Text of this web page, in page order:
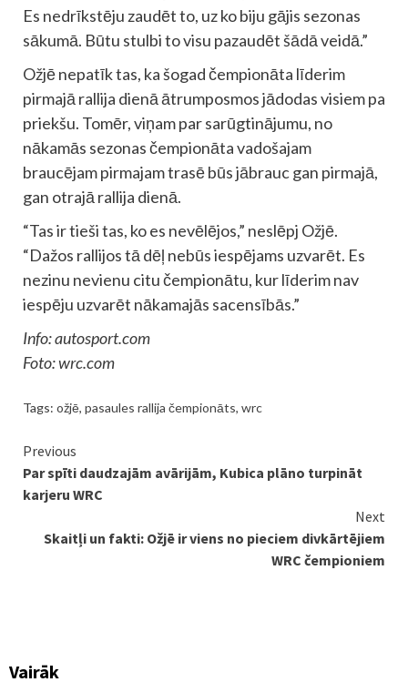
Es nedrīkstēju zaudēt to, uz ko biju gājis sezonas
sākumā. Būtu stulbi to visu pazaudēt šādā veidā.”
Ožjē nepatīk tas, ka šogad čempionāta līderim
pirmajā rallija dienā ātrumposmos jādodas visiem pa
priekšu. Tomēr, viņam par sarūgtinājumu, no
nākamās sezonas čempionāta vadošajam
braucējam pirmajam trasē būs jābrauc gan pirmajā,
gan otrajā rallija dienā.
“Tas ir tieši tas, ko es nevēlējos,” neslēpj Ožjē.
“Dažos rallijos tā dēļ nebūs iespējams uzvarēt. Es
nezinu nevienu citu čempionātu, kur līderim nav
iespēju uzvarēt nākamajās sacensībās.”
Info: autosport.com
Foto: wrc.com
Tags: ožjē, pasaules rallija čempionāts, wrc
Continue
Reading
Previous
Par spīti daudzajām avārijām, Kubica plāno turpināt
karjeru WRC
Next
Skaitļi un fakti: Ožjē ir viens no pieciem divkārtējiem
WRC čempioniem
Vairāk